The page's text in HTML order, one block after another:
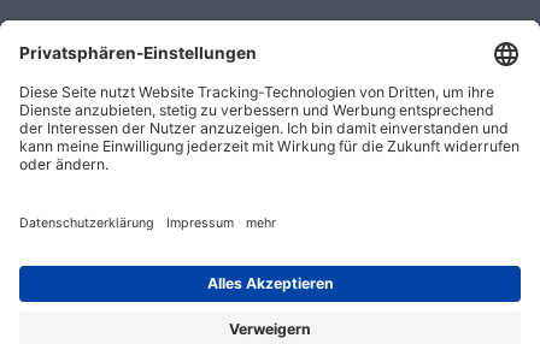
ALLGEMEIN
Kontakt
AGBs
Impressum